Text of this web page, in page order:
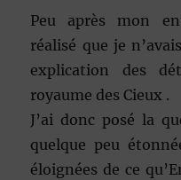
Peu après mon
réalisé que je
explication des
royaume des Cieux .
J’ai donc posé la
quelque peu
éloignées de ce